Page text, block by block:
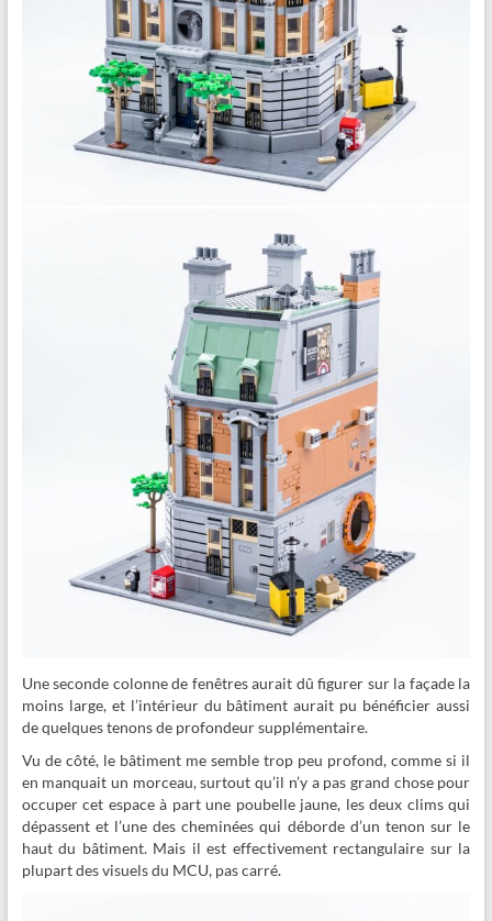
Une seconde colonne de fenêtres aurait dû figurer sur la façade la
moins large, et l’intérieur du bâtiment aurait pu bénéficier aussi
de quelques tenons de profondeur supplémentaire.
Vu de côté, le bâtiment me semble trop peu profond, comme si il
en manquait un morceau, surtout qu’il n’y a pas grand chose pour
occuper cet espace à part une poubelle jaune, les deux clims qui
dépassent et l’une des cheminées qui déborde d’un tenon sur le
haut du bâtiment. Mais il est effectivement rectangulaire sur la
plupart des visuels du MCU, pas carré.